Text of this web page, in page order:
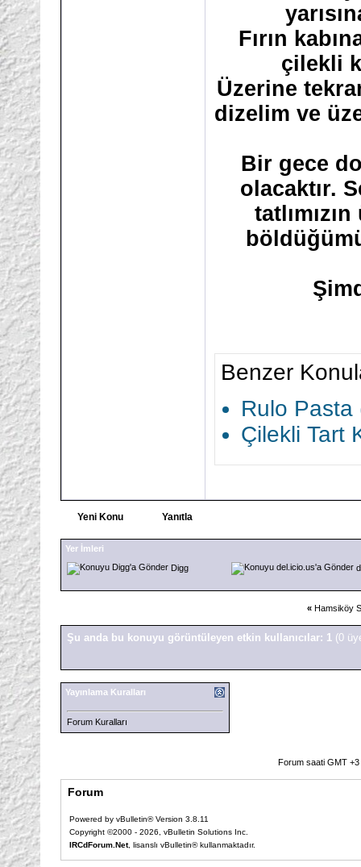
Fırın
çilekli
Üzerine
dizelim ve
Bir gece
olacaktır.
Benzer
Rulo Pasta
Çilekli Tart
Yeni Konu Yanıtla
Yer İmleri
Digg
« Hamsiköy
Şu anda bu konuyu görüntüleyen etkin kullanıcılar: 1 (0
Yayınlama Kuralları
Forum Kuralları
Forum saati GMT
Forum
Powered by vBulletin® Version 3.8.11
Copyright ©2000 - 2026, vBulletin Solutions Inc.
IRCdForum.Net, lisanslı vBulletin® kullanmaktadır.